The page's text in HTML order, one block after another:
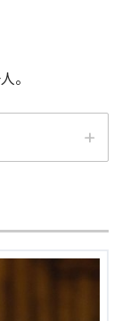
。